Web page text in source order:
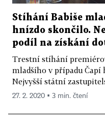
Stíhání Babiše
hnízdo skončilo.
podíl na získání
Trestní stíhání
mladšího v případu
Nejvyšší státní
27. 2. 2020 ▪ 3 min. čtení